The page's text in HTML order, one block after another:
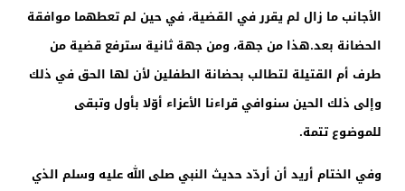
الأجانب ما زال لم يقرر في القضية، في حين لم تعطهما موافقة
الحضانة بعد.هذا من جهة، ومن جهة ثانية سترفع قضية من
طرف أم القتيلة لتطالب بحضانة الطفلين لأن لها الحق في ذلك
وإلى ذلك الحين سنوافي قراءنا الأعزاء أوّلا بأول وتبقى
للموضوع تتمة.
وفي الختام أريد أن أردّد حديث النبي صلى الله عليه وسلم الذي